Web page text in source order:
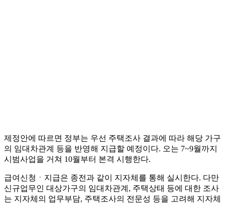
제정안에 따르면 정부는 우선 주택조사 결과에 따라 해당 가구
의 임대차관계 등을 반영해 지급할 예정이다. 오는 7~9월까지
시범사업을 거쳐 10월부터 본격 시행한다.
급여신청ㆍ지급은 종전과 같이 지자체를 통해 실시한다. 다만
신규업무인 대상가구의 임대차관계, 주택상태 등에 대한 조사
는 지자체의 업무부담, 주택조사의 전문성 등을 고려해 지자체